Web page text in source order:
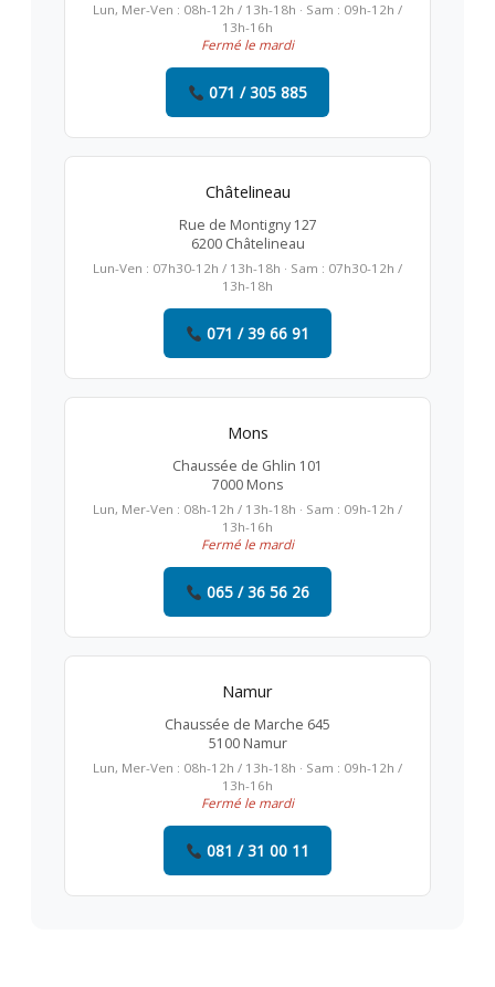
Lun, Mer-Ven : 08h-12h / 13h-18h · Sam : 09h-12h /
13h-16h
Fermé le mardi
071 / 305 885
Châtelineau
Rue de Montigny 127
6200 Châtelineau
Lun-Ven : 07h30-12h / 13h-18h · Sam : 07h30-12h /
13h-18h
071 / 39 66 91
Mons
Chaussée de Ghlin 101
7000 Mons
Lun, Mer-Ven : 08h-12h / 13h-18h · Sam : 09h-12h /
13h-16h
Fermé le mardi
065 / 36 56 26
Namur
Chaussée de Marche 645
5100 Namur
Lun, Mer-Ven : 08h-12h / 13h-18h · Sam : 09h-12h /
13h-16h
Fermé le mardi
081 / 31 00 11